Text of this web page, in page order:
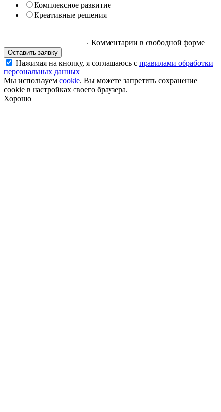
Комплексное развитие
Креативные решения
Комментарии в свободной форме
Оставить заявку
Нажимая на кнопку, я соглашаюсь с правилами обработки
персональных данных
Мы используем cookie. Вы можете запретить сохранение
cookie в настройках своего браузера.
Хорошо